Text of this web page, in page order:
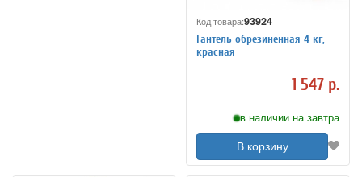
Код товара:93924
Гантель обрезиненная 4 кг,
красная
1 547 р.
в наличии на завтра
В корзину